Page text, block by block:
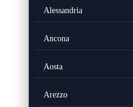
Alessandria
Ancona
Aosta
Arezzo